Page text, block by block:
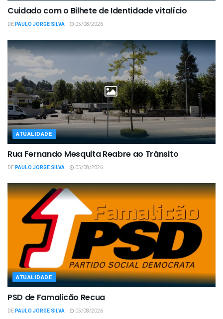
Cuidado com o Bilhete de Identidade vitalício
DEPAULO JORGE SILVA 05/08/2026
ATUALIDADE
Rua Fernando Mesquita Reabre ao Trânsito
DEPAULO JORGE SILVA 05/08/2026
ATUALIDADE
PSD de Famalicão Recua
DEPAULO JORGE SILVA 05/08/2026